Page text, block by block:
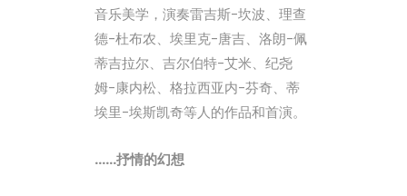
音乐美学，演奏雷吉斯-坎波、理查
德-杜布农、埃里克-唐吉、洛朗-佩
蒂吉拉尔、吉尔伯特-艾米、纪尧
姆-康内松、格拉西亚内-芬奇、蒂
埃里-埃斯凯奇等人的作品和首演。
……抒情的幻想